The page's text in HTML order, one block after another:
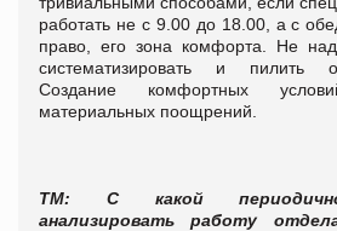
работать не с 9.00 до 18.00, а с
право, его зона комфорта. Не
систематизировать и пилить
Создание комфортных
материальных поощрений.
ТМ: С какой
анализировать работу